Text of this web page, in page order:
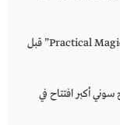
ساندرا بولوك ونيكول كيدمان تفاجئان جمهور “Practical Magic” قبل
أكبر افتتاح في